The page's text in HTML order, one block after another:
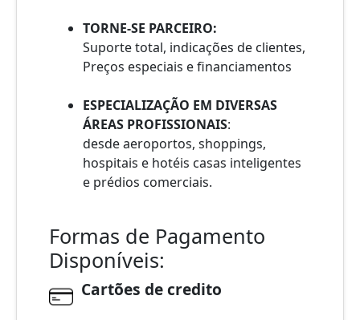
TORNE-SE PARCEIRO:
Suporte total, indicações de clientes,
Preços especiais e financiamentos
ESPECIALIZAÇÃO EM DIVERSAS
ÁREAS PROFISSIONAIS:
desde aeroportos, shoppings,
hospitais e hotéis casas inteligentes
e prédios comerciais.
Formas de Pagamento
Disponíveis:
Cartões de credito